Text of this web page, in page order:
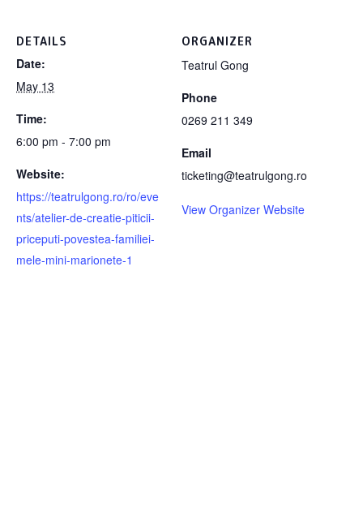
DETAILS
Date:
May 13
Time:
6:00 pm - 7:00 pm
Website:
https://teatrulgong.ro/ro/eve
nts/atelier-de-creatie-piticii-
priceputi-povestea-familiei-
mele-mini-marionete-1
ORGANIZER
Teatrul Gong
Phone
0269 211 349
Email
ticketing@teatrulgong.ro
View Organizer Website